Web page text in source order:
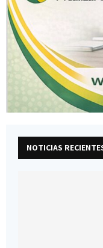
NOTICIAS